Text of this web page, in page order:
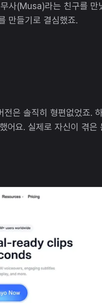
사(Musa)라는 친구를 만
만들기로 결심했죠.
은 솔직히 형편없었죠.
어요. 실제로 자신이 겪은